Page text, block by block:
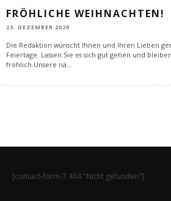
FRÖHLICHE WEIHNACHTEN!
23. DEZEMBER 2020
Die Redaktion wünscht Ihnen und Ihren Lieben
Feiertage. Lassen Sie es sich gut gehen und
fröhlich.Unsere nä...
[contact-form-7 404 "Nicht gefunden"]